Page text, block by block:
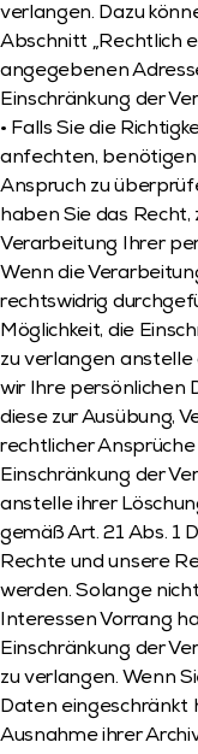
verlangen. Dazu
Abschnitt „Rechtlich
angegebenen
Einschränkung der
• Falls Sie die
anfechten, benötigen
Anspruch zu
haben Sie das Recht,
Verarbeitung Ihrer
Wenn die
rechtswidrig
Möglichkeit, die
zu verlangen anstelle
wir Ihre persönlichen
diese zur Ausübung,
rechtlicher
Einschränkung der
anstelle ihrer
gemäß Art. 21 Abs. 1
Rechte und unsere
werden. Solange
Interessen Vorrang
Einschränkung der
zu verlangen. Wenn
Daten eingeschränkt
Ausnahme ihrer